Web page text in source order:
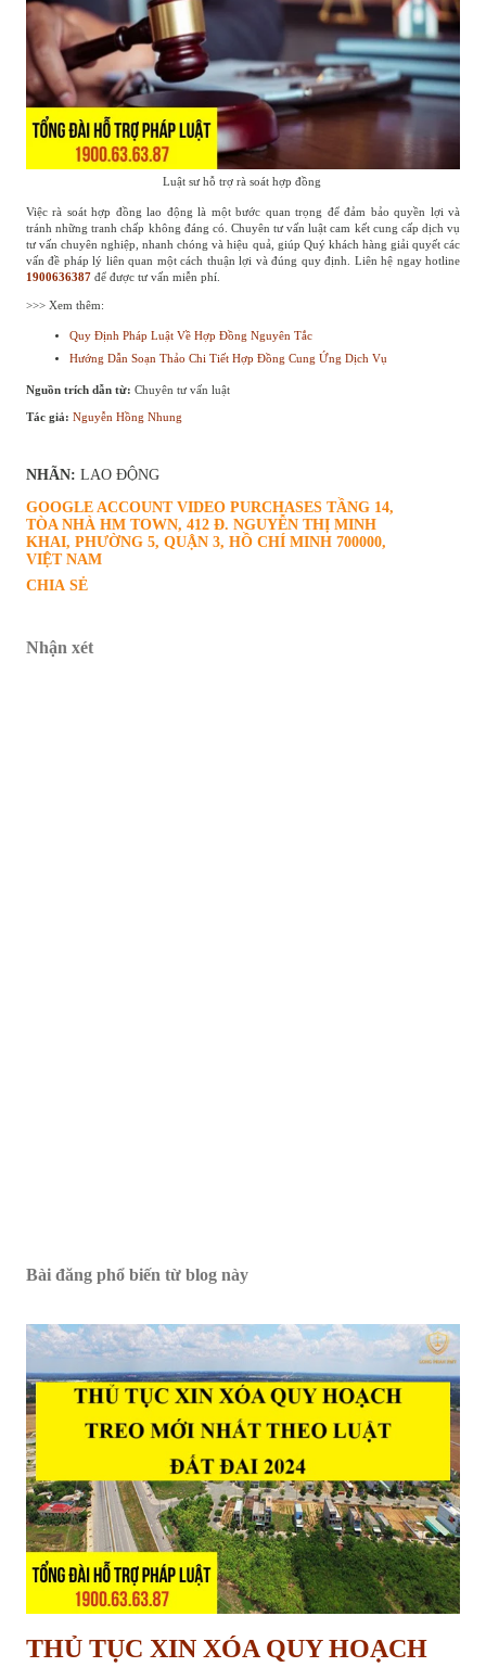
Luật sư hỗ trợ rà soát hợp đồng
Việc rà soát hợp đồng lao động là một bước quan trọng để đảm bảo quyền lợi và
tránh những tranh chấp không đáng có. Chuyên tư vấn luật cam kết cung cấp dịch vụ
tư vấn chuyên nghiệp, nhanh chóng và hiệu quả, giúp Quý khách hàng giải quyết các
vấn đề pháp lý liên quan một cách thuận lợi và đúng quy định. Liên hệ ngay hotline
1900636387 để được tư vấn miễn phí.
>>> Xem thêm:
Quy Định Pháp Luật Về Hợp Đồng Nguyên Tắc
Hướng Dẫn Soạn Thảo Chi Tiết Hợp Đồng Cung Ứng Dịch Vụ
Nguồn trích dẫn từ: Chuyên tư vấn luật
Tác giả: Nguyễn Hồng Nhung
NHÃN: LAO ĐỘNG
GOOGLE ACCOUNT VIDEO PURCHASES TẦNG 14,
TÒA NHÀ HM TOWN, 412 Đ. NGUYỄN THỊ MINH
KHAI, PHƯỜNG 5, QUẬN 3, HỒ CHÍ MINH 700000,
VIỆT NAM
CHIA SẺ
Nhận xét
Bài đăng phổ biến từ blog này
THỦ TỤC XIN XÓA QUY HOẠCH